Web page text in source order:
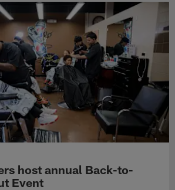
host annual Back-to-
Event